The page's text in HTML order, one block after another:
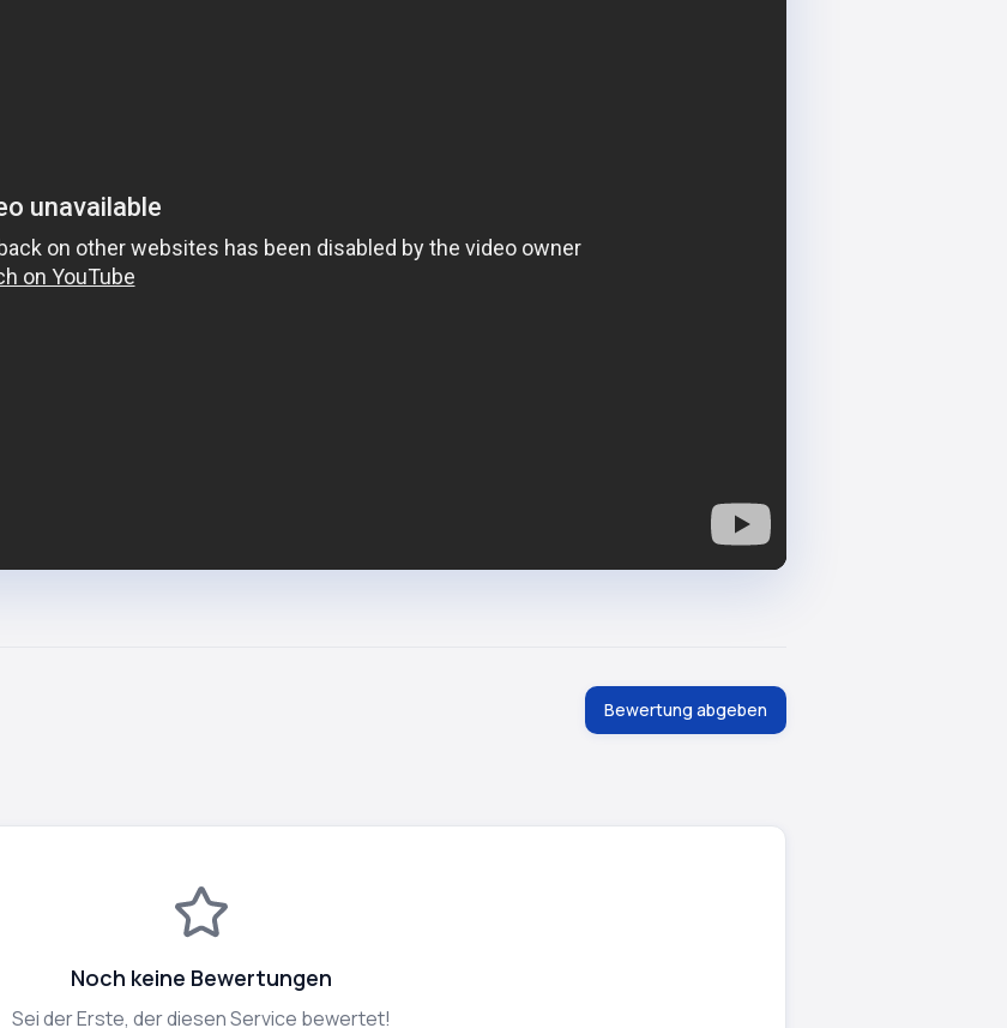
Bewertung abgeben
Noch keine Bewertungen
Sei der Erste, der diesen Service bewertet!